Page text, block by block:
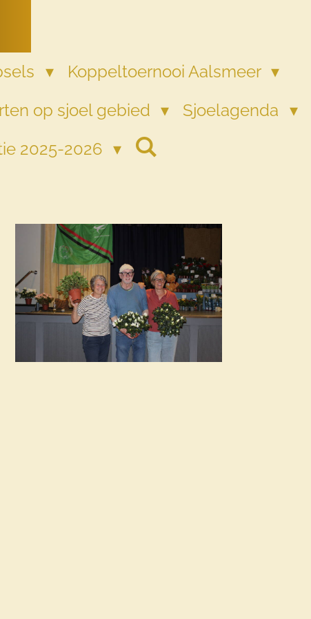
Koppeltoernooi Aalsmeer
op sjoel gebied
Sjoelagenda
2025-2026